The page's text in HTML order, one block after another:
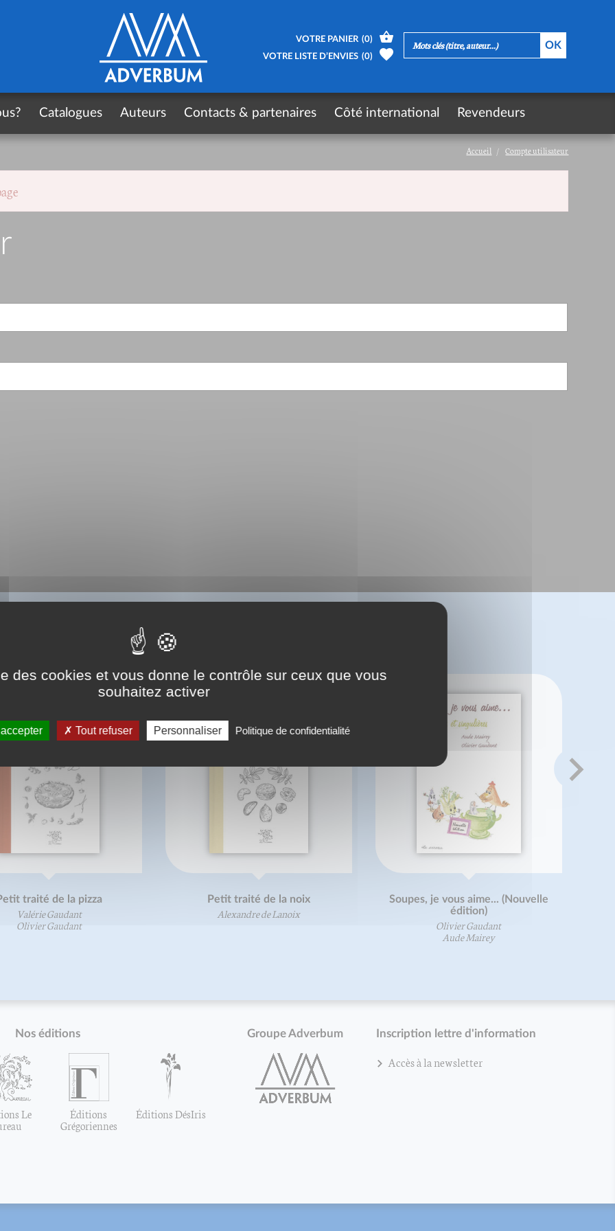
Accueil Compte utilisateur
VOUS AUSSI ?
traité de la pizza
Valérie Gaudant
Olivier Gaudant
Petit traité de la noix
Alexandre de Lanoix
Soupes, je vous aime... (Nouvelle
édition)
Olivier Gaudant
Aude Mairey
Nos éditions
Le Éditions
Grégoriennes
Éditions DésIris
Groupe Adverbum Inscription lettre d'information
Accès à la newsletter
VOTRE PANIER (0)
VOTRE LISTE D’ENVIES (0)
Catalogues Auteurs Contacts & partenaires Côté international Revendeurs
des cookies et vous donne le contrôle sur ceux que vous
souhaitez activer
Tout refuser Personnaliser Politique de confidentialité